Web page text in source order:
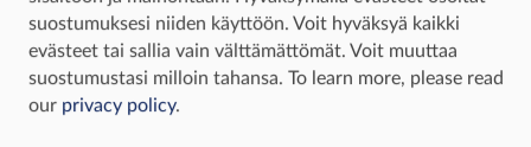
Varpupaistin valmistuksen perusjuuret johtavat
Keuruulle, Keski-suomeen. Keuruulla oli tapana
kuivata teurastetut vasikat varpujen päällä
uunin jälkilämmöllä. Säilöntämenetelmä tuo
suostumuksesi niiden käyttöön. Voit hyväksyä kaikki
evästeet tai sallia vain välttämättömät. Voit muuttaa
suostumustasi milloin tahansa. To learn more, please read
our privacy policy.